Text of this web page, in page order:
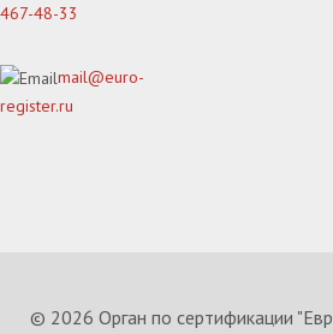
467-48-33
mail@euro-
register.ru
© 2026 Орган по сертификации